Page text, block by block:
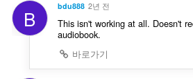
B bdu888 2년 전
This isn't working at all. Doesn't
audiobook.
바로가기